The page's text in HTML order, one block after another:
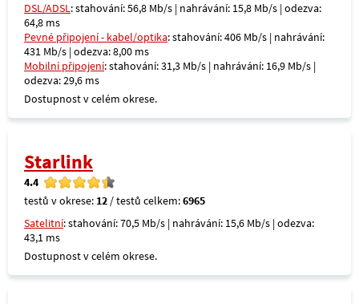
DSL/ADSL: stahování: 56,8 Mb/s | nahrávání: 15,8 Mb/s | odezva:
64,8 ms
Pevné připojení - kabel/optika: stahování: 406 Mb/s | nahrávání:
431 Mb/s | odezva: 8,00 ms
Mobilní připojení: stahování: 31,3 Mb/s | nahrávání: 16,9 Mb/s |
odezva: 29,6 ms
Dostupnost v celém okrese.
Starlink
4.4
testů v okrese: 12 / testů celkem:6965
Satelitní: stahování: 70,5 Mb/s | nahrávání: 15,6 Mb/s | odezva:
43,1 ms
Dostupnost v celém okrese.